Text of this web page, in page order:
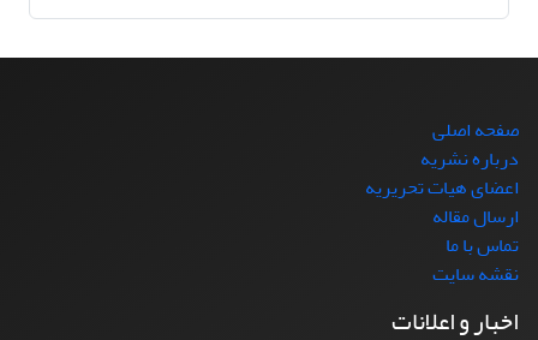
صفحه اصلی
درباره نشریه
اعضای هیات تحریریه
ارسال مقاله
تماس با ما
نقشه سایت
اخبار و اعلانات